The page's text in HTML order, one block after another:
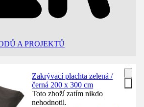
A PROJEKTŮ
Zakrývací plachta zelená /
černá 200 x 300 cm
Toto zboží zatím nikdo
nehodnotil.